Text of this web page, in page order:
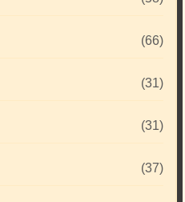
(66)
(31)
(31)
(37)